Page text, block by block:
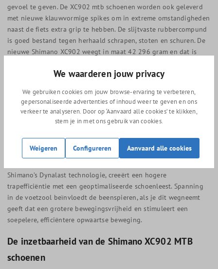
gevoel te geven. De XC902 mtb schoenen worden ook geleverd
met nieuwe klauwvormige spikes om in extreme omstandigheden
naast de fiets extra grip te hebben. De slijtvaste rubbercompund
is goed bestand tegen herhaald schrapen, stoten en schuren. De
nieuwe Shimano XC902 weegt in maat 42 296 gram en dat is
versterkt met carbon onder de bal van je voet en dat geeft de
Ultread zool is met maar 4,7 mm dunner dan alle andere mtb
schoenen van Shimano voor een lagere stackhoogte ten opzichte
van de pedaalas en stabiliseert zo de pedaalslag en
De Shimano fietsschoenen zijn allemaal gebaseerd op de unieke
leest die Shimano dynalast noemt, deze schoenleest plaatst de
Shimano’s Dynalast technologie, creeërt een hogere
trapefficiëntie met een geoptimaliseerde schoenleest. Spanning
in de voetzool beïnvloedt de beenspieren, als je dit wegneemt
geeft dat een grotere bewegingsvrijheid en stimuleert een
soepelere, efficiëntere opwaartse beweging.
De inzetbaarheid van de Shimano XC902 MTB
schoenen
We waarderen jouw privacy
We gebruiken cookies om jouw browse-ervaring te verbeteren,
gepersonaliseerde advertenties of inhoud weer te geven en ons
verkeer te analyseren. Door op ‘Aanvaard alle cookies’ te klikken,
stem je in met ons gebruik van cookies.
Weigeren Configureren Aanvaard alle cookies